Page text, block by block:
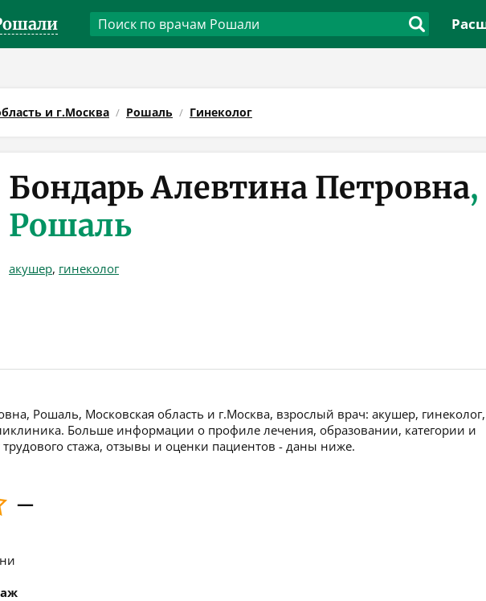
и г.Москва Рошаль Гинеколог
Бондарь Алевтина Петровна,
Рошаль
акушер, гинеколог
Рошаль, Московская область и г.Москва, взрослый врач: акушер, гинеколог,
Больше информации о профиле лечения, образовании, категории и
трудового стажа, отзывы и оценки пациентов - даны ниже.
—